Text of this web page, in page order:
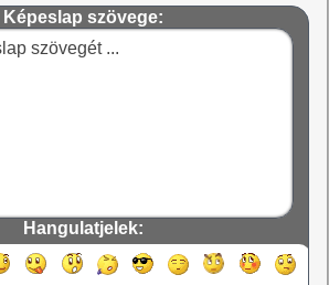
Képeslap szövege:
Hangulatjelek: